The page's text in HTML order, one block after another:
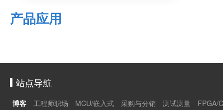
产品应用
站点导航
博客 工程师职场 MCU/嵌入式 采购与分销 测试测量
FPGA/